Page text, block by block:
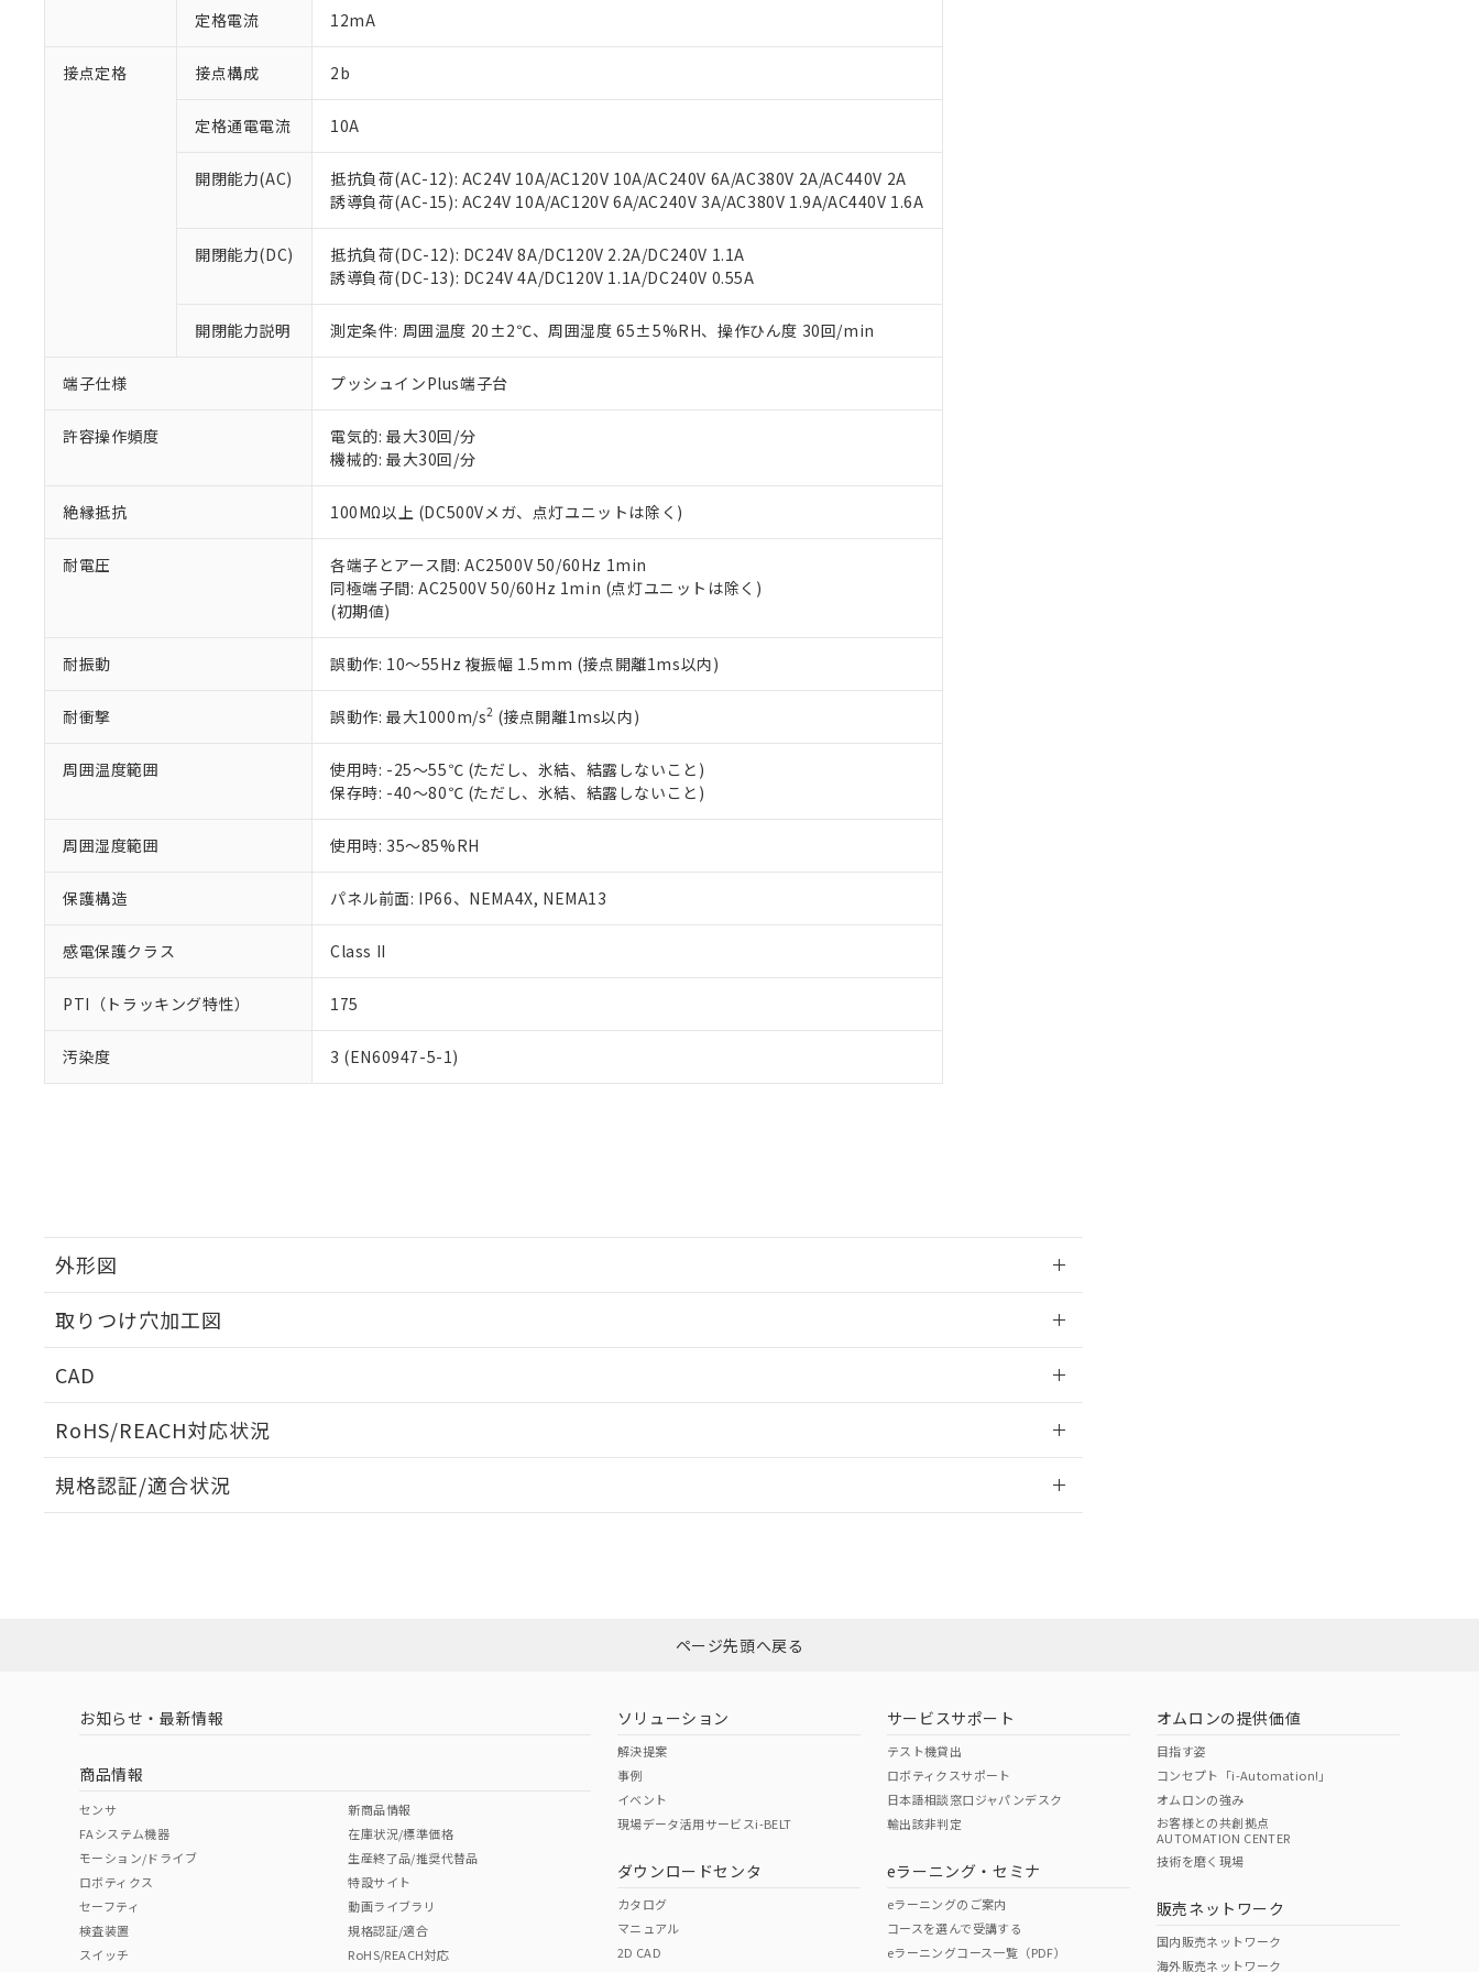
定格電流 12mA
接点定格 接点構成 2b
定格通電電流 10A
開閉能力(AC)
抵抗負荷(AC-12): AC24V 10A/AC120V 10A/AC240V 6A/AC380V 2A/AC440V 2A
誘導負荷(AC-15): AC24V 10A/AC120V 6A/AC240V 3A/AC380V 1.9A/AC440V 1.6A
開閉能力(DC)
抵抗負荷(DC-12): DC24V 8A/DC120V 2.2A/DC240V 1.1A
誘導負荷(DC-13): DC24V 4A/DC120V 1.1A/DC240V 0.55A
開閉能力説明 測定条件: 周囲温度 20±2℃、周囲湿度 65±5%RH、操作ひん度 30回/min
端子仕様 プッシュインPlus端子台
許容操作頻度
電気的: 最大30回/分
機械的: 最大30回/分
絶縁抵抗 100MΩ以上 (DC500Vメガ、点灯ユニットは除く)
耐電圧
各端子とアース間: AC2500V 50/60Hz 1min
同極端子間: AC2500V 50/60Hz 1min (点灯ユニットは除く)
(初期値)
耐振動 誤動作: 10～55Hz 複振幅 1.5mm (接点開離1ms以内)
耐衝撃 誤動作: 最大1000m/s2 (接点開離1ms以内)
周囲温度範囲
使用時: -25～55℃ (ただし、氷結、結露しないこと)
保存時: -40～80℃ (ただし、氷結、結露しないこと)
周囲湿度範囲 使用時: 35～85%RH
保護構造 パネル前面: IP66、NEMA4X, NEMA13
感電保護クラス Class II
PTI（トラッキング特性） 175
汚染度 3 (EN60947-5-1)
外形図
取りつけ穴加工図
CAD
RoHS/REACH対応状況
EU RoHS 注意事項・凡例
ダウンロードはこちら
中国 RoHS 注意事項・凡例
中国 RoHS表
Pb Hg Cr(VI)
O O
規格認証/適合状況
い。
正式な納期状況および標準価格はお客様のお取引先、またはお客様担当のオムロン制御機器販売店・
当社販売員にご相談ください。
オムロン制御機器販売店や当社販売拠点は「販売ネットワーク
」をご確認ください。
在庫状況および標準価格結果を当社の事前の承諾なく第三者に漏洩または開示しないようお願いしま
す。
マイパーツ機能（部品リスト作成サービス）をご利用いただくには、I-Webメンバーズにご登録され
お客様が当ウェブサイト上で当社にご登録された部品リストについて、当社および当社の共同利用者
が、当社の製品・サービスに関するお客様との取引・商談に必要な範囲で利用することをご了承くだ
さい。
※当社の共同利用者とは、"個人情報の共同利用に関して"
の「1.共同利用者の範囲」に記載されて
いる法人を指します。
但し、RoHS指令で産業用監視および制御機器に対する適用除外項目は除く。
※2 対応予定月
部品在庫の切り替え状況などにより、予定月が前後することがあります。
※3 非含有証明書ダウンロード
下記の非含有証明書をダウンロードすることができます。
EU RoHS指令（10物質）の非含有証明書
51物質の非含有証明書（当社基準）
※本証明書は発行日時点で非含有を証明するもので、過去に遡って非含有を証明するものではありません。
また、RoHS指令のフタル酸エステル類４物質の対応では、対応完了までの期間は出荷製品に未対応品が
混在することから備考欄に対応日を記載しておりました。
り割愛しております。
「○」：最大均質材料含有率が中国RoHSの基準値以下であることを示します。
「×」：最大均質材料含有率が中国RoHSの基準値を超えていることを示します。
*中国RoHS10物質の基準値 (GB/T26572)：
Pb(鉛) :1000ppm、 Hg(水銀) : 1000ppm、 Cd(カドミウム) : 100ppm、
Cr(Ⅵ)(六価クロム) : 1000ppm、 PBBs(ポリ臭化ビフェニル類) : 1000ppm、 PBDEs(ポリ臭化ジフェニルエーテル類) : 1000ppm、
DBP(フタル酸ジブチル) : 1000ppm、 DIBP(フタル酸ジイソブチル) : 1000ppm、 BBP(フタル酸ブチルベンジル) : 1000ppm、
DEHP(フタル酸ビス(2-エチルヘキシル)) : 1000ppm
※2 環境保護使用期限
「ｅ」：有害物質（10物質）のすべてが基準値以下であることを示します。
「10」：通常の使用状況下において有害物質が外部に漏えいし、環境に深刻な影響を及ぼさない年数を意
味します。
当社は、これら貴社製品のうち、外国為替および外国貿易法に定める商品（以下｢規制貨物等」とい
当社は貴社製品を、核兵器、ミサイル、化学兵器、生物兵器またはその他武器並びにこれらの製造装
置等に一切使用いたしません。
当社は、貴社製品を第三者に販売する場合は、上記1、2および3の内容を当該第三者に通知します。
また当社は、販売先および販売に係わる関係者が違法に輸出するおそれがある場合は、取り引きをい
たしません。
号
○ 一定数以上の在庫あり
△ 一定数には満たないが在庫あり
－
在庫なし(最新の在庫状況については、お客様のお取引先、またはお客様担当のオムロン制御
機器販売店・当社販売員にご確認ください)
空
白
受注生産機種、また在庫状況の情報を公開していない機種
ページ先頭へ戻る
お知らせ・最新情報
商品情報
センサ
FAシステム機器
モーション/ドライブ
ロボティクス
セーフティ
検査装置
スイッチ
新商品情報
在庫状況/標準価格
生産終了品/推奨代替品
特設サイト
動画ライブラリ
規格認証/適合
RoHS/REACH対応
ソリューション
解決提案
事例
イベント
現場データ活用サービスi-BELT
ダウンロードセンタ
カタログ
マニュアル
2D CAD
サービスサポート
テスト機貸出
ロボティクスサポート
日本語相談窓口ジャパンデスク
輸出該非判定
eラーニング・セミナ
eラーニングのご案内
コースを選んで受講する
eラーニングコース一覧（PDF）
オムロンの提供価値
目指す姿
コンセプト「i-Automation!」
オムロンの強み
お客様との共創拠点
AUTOMATION CENTER
技術を磨く現場
販売ネットワーク
国内販売ネットワーク
海外販売ネットワーク